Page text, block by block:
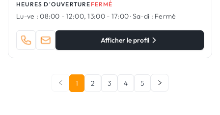
HEURES D'OUVERTURE FERMÉ
Lu-ve : 08:00 - 12:00, 13:00 - 17:00·Sa-di : Fermé
Afficher le profil
1 2 3 4 5